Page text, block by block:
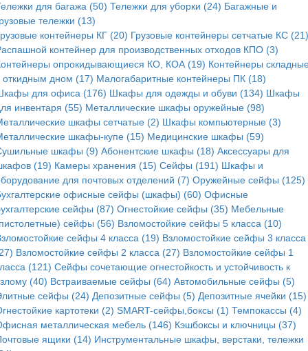
для багажа (50) Тележки для уборки (24) Багажные и
тележки (13)
контейнеры КГ (20) Грузовые контейнеры сетчатые КС (21)
контейнер для производственных отходов КПО (3)
опрокидывающиеся КО, КОА (19) Контейнеры
откидным дном (17) Малогабаритные контейнеры ПК (18)
для офиса (176) Шкафы для одежды и обуви (134) Шкафы
инвентаря (55) Металлические шкафы оружейные (98)
шкафы сетчатые (2) Шкафы компьютерные (3)
шкафы-купе (15) Медицинские шкафы (59)
шкафы (9) Абонентские шкафы (18) Аксессуары для
(19) Камеры хранения (15) Сейфы (191) Шкафы и
для почтовых отделений (7) Оружейные сейфы (125)
офисные сейфы (шкафы) (60) Офисные
сейфы (87) Огнестойкие сейфы (35) Мебельные
сейфы (56) Взломостойкие сейфы 5 класса (10)
сейфы 4 класса (19) Взломостойкие сейфы 3 класса
Взломостойкие сейфы 2 класса (27) Взломостойкие сейфы 1
(121) Сейфы сочетающие огнестойкость и устойчивость к
(40) Встраиваемые сейфы (64) Автомобильные сейфы (5)
сейфы (24) Депозитные сейфы (5) Депозитные ячейки (15)
картотеки (2) SMART-сейфы,боксы (1) Темпокассы (4)
металлическая мебель (146) Кэшбоксы и ключницы (37)
ящики (14) Инструментальные шкафы, верстаки, тележки